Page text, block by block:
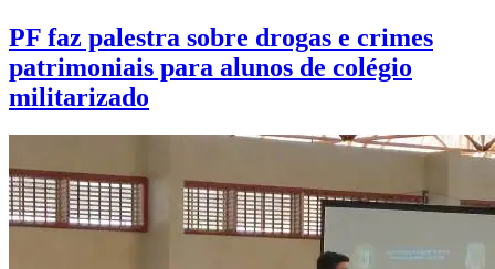
PF faz palestra sobre drogas e crimes
patrimoniais para alunos de colégio
militarizado